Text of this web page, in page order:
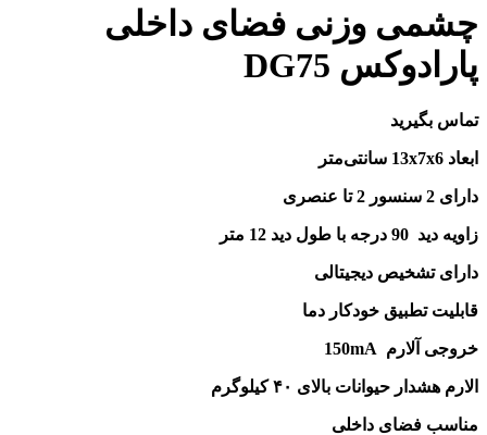
چشمی وزنی فضای داخلی
پارادوکس DG75
تماس بگیرید
ابعاد 13x7x6 سانتی‌متر
دارای 2 سنسور 2 تا عنصری
زاویه دید 90 درجه با طول دید 12 متر
دارای تشخیص دیجیتالی
قابلیت تطبیق خودکار دما
خروجی آلارم 150mA
الارم هشدار حیوانات بالای ۴۰ کیلوگرم
مناسب فضای داخلی